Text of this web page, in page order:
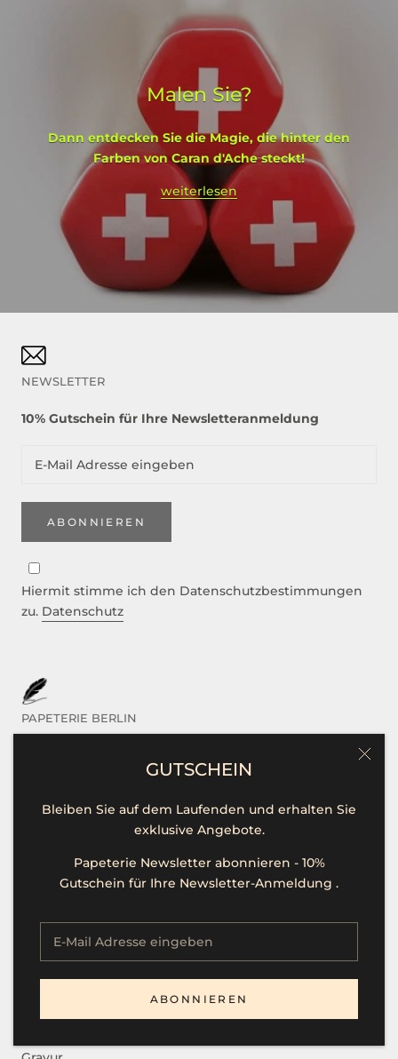
GUTSCHEIN
Bleiben Sie auf dem Laufenden und erhalten Sie
exklusive Angebote.
Papeterie Newsletter abonnieren - 10%
Gutschein für Ihre Newsletter-Anmeldung .
ABONNIEREN
Malen Sie?
Dann entdecken Sie die Magie, die hinter den
Farben von Caran d'Ache steckt!
weiterlesen
NEWSLETTER
10% Gutschein für Ihre Newsletteranmeldung
ABONNIEREN
Hiermit stimme ich den Datenschutzbestimmungen
zu. Datenschutz
PAPETERIE BERLIN
Öffnungszeiten